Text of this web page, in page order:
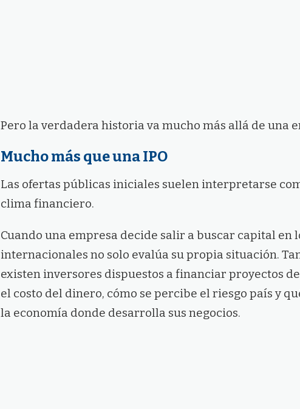
Pero la verdadera historia va mucho más allá de una
Mucho más que una IPO
Las ofertas públicas iniciales suelen interpretarse
clima financiero.
Cuando una empresa decide salir a buscar capital en
internacionales no solo evalúa su propia situación.
existen inversores dispuestos a financiar proyectos
el costo del dinero, cómo se percibe el riesgo país y
la economía donde desarrolla sus negocios.